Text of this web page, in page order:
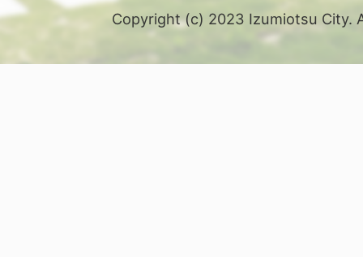
Copyright (c) 2023 Izumiotsu City.